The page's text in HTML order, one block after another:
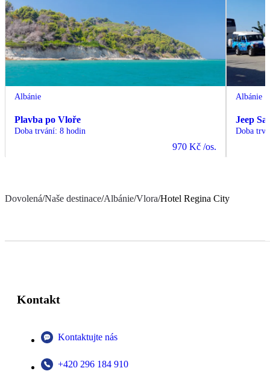
Albánie
Plavba po Vloře
Doba trvání: 8 hodin
970 Kč /os.
Albánie
Jeep
Doba
Dovolená/Naše destinace/Albánie/Vlora/Hotel Regina City
Kontakt
Kontaktujte nás
+420 296 184 910